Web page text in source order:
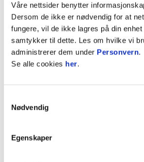
Våre nettsider benytter
Dersom de ikke er nødvendig for at
fungere, vil de ikke lagres på din
samtykker til dette. Les om hvilke vi
administrerer dem under Personvern.
Se alle cookies her.
Nødvendig
Egenskaper
Kjæresten til Victor dør i 2019.
"Årets gledesspreder"
Gatelaget Glimtvis ble startet av
i 2017, rundt samme tid som Victor
og eneste gatefotballag startetav
gatelag beviselig et av de aller